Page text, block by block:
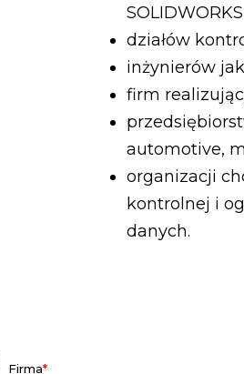
działów
inżynierów
firm
automotive,
organizacji
kontrolnej i
danych.